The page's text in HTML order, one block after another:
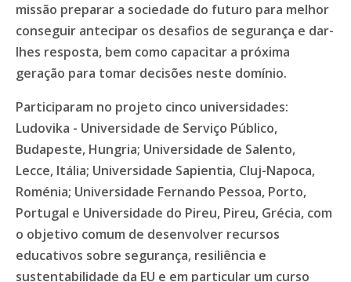
missão preparar a sociedade do futuro para melhor
conseguir antecipar os desafios de segurança e dar-
lhes resposta, bem como capacitar a próxima
geração para tomar decisões neste domínio.
Participaram no projeto cinco universidades:
Ludovika - Universidade de Serviço Público,
Budapeste, Hungria; Universidade de Salento,
Lecce, Itália; Universidade Sapientia, Cluj-Napoca,
Roménia; Universidade Fernando Pessoa, Porto,
Portugal e Universidade do Pireu, Pireu, Grécia, com
o objetivo comum de desenvolver recursos
educativos sobre segurança, resiliência e
sustentabilidade da EU e em particular um curso